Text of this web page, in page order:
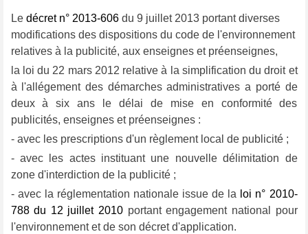
Le décret n° 2013-606du 9 juillet 2013 portant diverses
modifications des dispositions du code de l'environnement
relatives à la publicité, aux enseignes et préenseignes,
la loi du 22 mars 2012 relative à la simplification du droit et
à l'allégement des démarches administratives a porté de
deux à six ans le délai de mise en conformité des
publicités, enseignes et préenseignes :
- avec les prescriptions d'un règlement local de publicité ;
- avec les actes instituant une nouvelle délimitation de
zone d'interdiction de la publicité ;
- avec la réglementation nationale issue de la loi n° 2010-
788 du 12 juillet 2010 portant engagement national pour
l'environnement et de son décret d'application.